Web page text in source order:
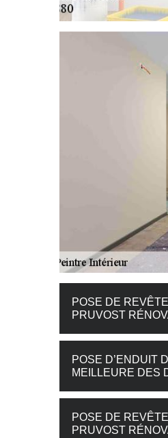
POSE DE
PRUVOST
POSE D’ENDUIT
MEILLEURE DES
POSE DE
PRUVOST